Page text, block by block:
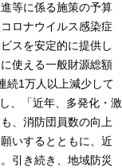
等に係る施策の予算
ロナウイルス感染症
スを安定的に提供し
使える一般財源総額
続1万人以上減少して
、「近年、多発化・激
、消防団員数の向上
いするとともに、近
引き続き、地域防災